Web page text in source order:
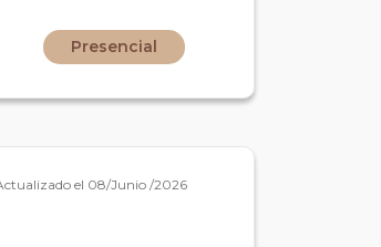
Presencial
el 08/Junio /2026